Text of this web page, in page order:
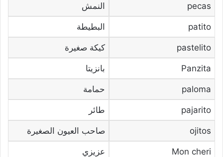
pecas النمش
patito البطيطة
pastelito كيكة صغيرة
Panzita بانزيتا
paloma حمامة
pajarito طائر
ojitos صاحب العيون الصغيرة
Mon cheri عزيزي